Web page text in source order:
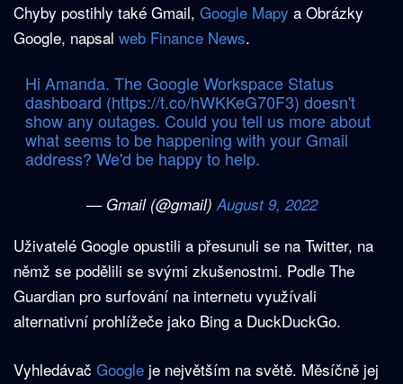
Chyby postihly také Gmail, Google Mapy a Obrázky
Google, napsal web Finance News.
Hi Amanda. The Google Workspace Status
dashboard (https://t.co/hWKKeG70F3) doesn't
show any outages. Could you tell us more about
what seems to be happening with your Gmail
address? We'd be happy to help.
— Gmail (@gmail)August 9, 2022
Uživatelé Google opustili a přesunuli se na Twitter, na
němž se podělili se svými zkušenostmi. Podle The
Guardian pro surfování na internetu využívali
alternativní prohlížeče jako Bing a DuckDuckGo.
Vyhledávač Google je největším na světě. Měsíčně jej